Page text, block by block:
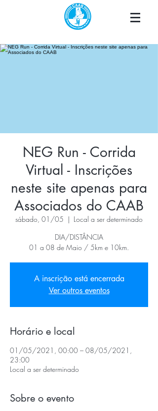
NEG Run - Corrida
Virtual - Inscrições
neste site apenas para
Associados do CAAB
sábado, 01/05
  |
Local a ser determinado
DIA/DISTÂNCIA
01 a 08 de Maio / 5km e 10km.
A inscrição está encerrada
Ver outros eventos
Horário e local
01/05/2021, 00:00 – 08/05/2021,
23:00
Local a ser determinado
Sobre o evento